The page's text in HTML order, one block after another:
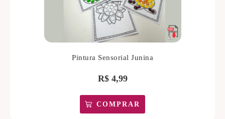
Pintura Sensorial Junina
R$4,99
COMPRAR